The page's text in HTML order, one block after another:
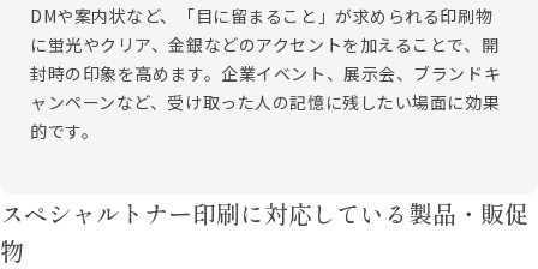
DMや案内状など、「目に留まること」が求められる印刷物
に蛍光やクリア、金銀などのアクセントを加えることで、開
封時の印象を高めます。企業イベント、展示会、ブランドキ
ャンペーンなど、受け取った人の記憶に残したい場面に効果
的です。
スペシャルトナー印刷に対応している製品・販促
物